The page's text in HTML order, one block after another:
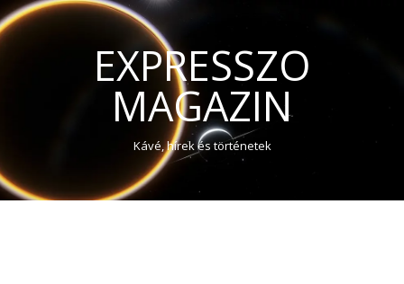
EXPRESSZO
MAGAZIN
Kávé, hírek és történetek